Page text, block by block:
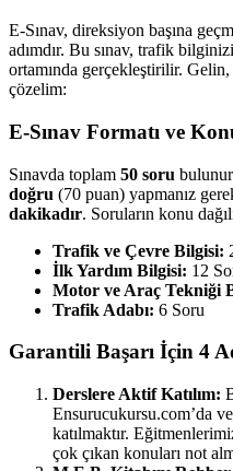
E-Sınav, direksiyon başına
adımdır. Bu sınav, trafik
ortamında gerçekleştirilir.
çözelim:
E-Sınav Formatı ve
Sınavda toplam 50 soru bulunur
doğru (70 puan) yapmanız
dakikadır. Soruların konu
Trafik ve Çevre Bilgisi:
İlk Yardım Bilgisi: 12
Motor ve Araç Tekniği
Trafik Adabı: 6 Soru
Garantili Başarı İçin 4
Derslere Aktif Katılım:
Ensurucukursu.com’da
katılmaktır.
çok çıkan konuları not